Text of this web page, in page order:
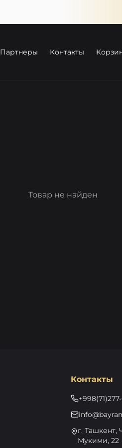
Партнеры Контакты
Товар не найден
Контакты
г. Ташкент,
Мукими, 22